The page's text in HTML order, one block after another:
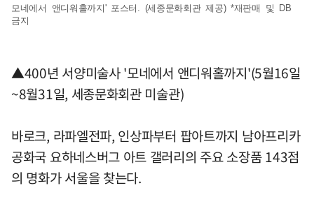
모네에서 앤디워홀까지' 포스터. (세종문화회관 제공) *재판매 및 DB
금지
▲400년 서양미술사 '모네에서 앤디워홀까지'(5월16일
~8월31일, 세종문화회관 미술관)
바로크, 라파엘전파, 인상파부터 팝아트까지 남아프리카
공화국 요하네스버그 아트 갤러리의 주요 소장품 143점
의 명화가 서울을 찾는다.